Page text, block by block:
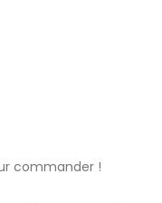
commander !